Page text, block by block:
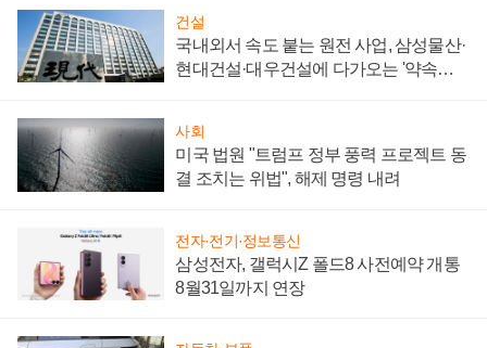
건설
국내외서 속도 붙는 원전 사업, 삼성물산·
현대건설·대우건설에 다가오는 '약속의
사회
미국 법원 "트럼프 정부 풍력 프로젝트 동
결 조치는 위법", 해제 명령 내려
전자·전기·정보통신
삼성전자, 갤럭시Z 폴드8 사전예약 개통
8월31일까지 연장